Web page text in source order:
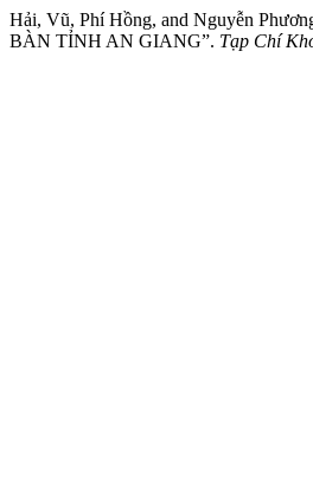
Hải, Vũ, Phí Hồng, and Nguyễn
BÀN TỈNH AN GIANG”. Tạp Chí